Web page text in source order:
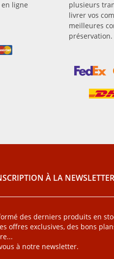
ligne
plusieurs
livrer vos
meilleures
préservation.
À LA NEWSLETTER
des derniers produits en
offres exclusives, des bons
à notre newsletter.